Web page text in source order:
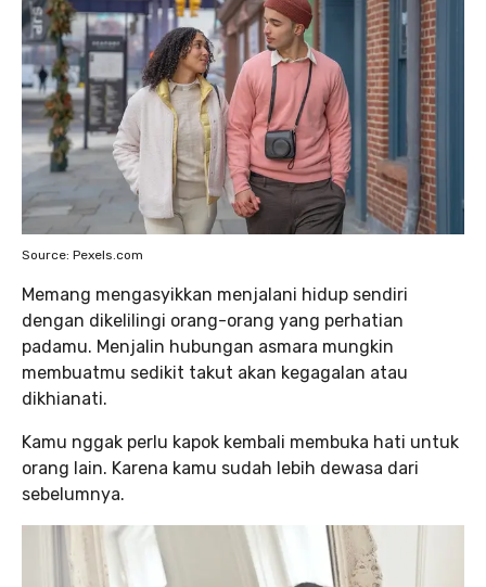
Source: Pexels.com
Memang mengasyikkan menjalani hidup sendiri
dengan dikelilingi orang-orang yang perhatian
padamu. Menjalin hubungan asmara mungkin
membuatmu sedikit takut akan kegagalan atau
dikhianati.
Kamu nggak perlu kapok kembali membuka hati untuk
orang lain. Karena kamu sudah lebih dewasa dari
sebelumnya.